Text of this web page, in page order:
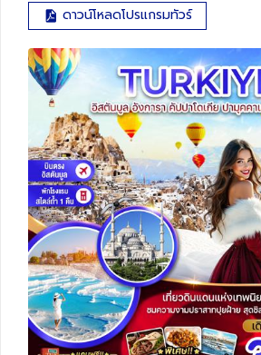
ดาวน์โหลดโปรแกรมทัวร์
ทัวร์ตุรเคีย
ทัวร์สวิตเซอร์แลนด์
ทัวร์พม่า
ทัวร์ลาว
ทัวร์มัลดีฟส์
ทัวร์เวียดนาม
ทัวร์อียิปต์